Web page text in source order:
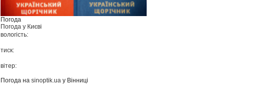
Погода
Погода у Києві
вологість:
тиск:
вітер:
Погода наsinoptik.ua у Вінниці